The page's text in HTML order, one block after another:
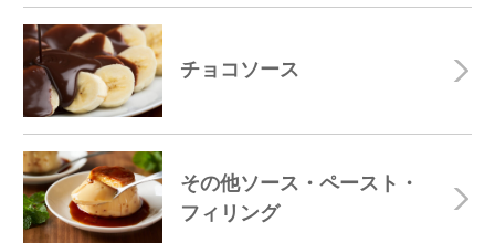
チョコソース
その他ソース・ペースト・
フィリング